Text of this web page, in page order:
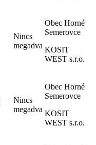
Nincs
megadva
Obec Horné
Semerovce
KOSIT
WEST s.r.o.
Nincs
megadva
Obec Horné
Semerovce
KOSIT
WEST s.r.o.